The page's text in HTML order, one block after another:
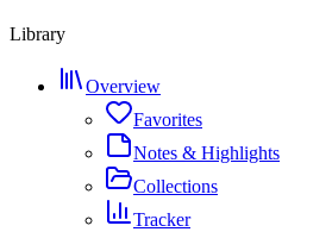
Library
Overview
Favorites
Notes & Highlights
Collections
Tracker